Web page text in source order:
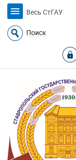
Весь СтГАУ
Поиск